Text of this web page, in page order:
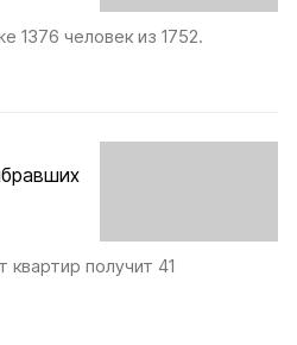
1376 человек из 1752.
получит 41